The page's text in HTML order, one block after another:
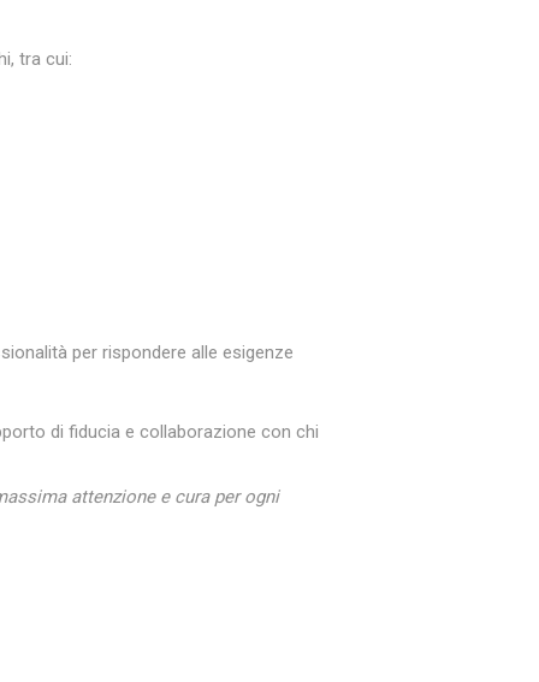
tra cui:
per rispondere alle esigenze
di fiducia e collaborazione con chi
attenzione e cura per ogni